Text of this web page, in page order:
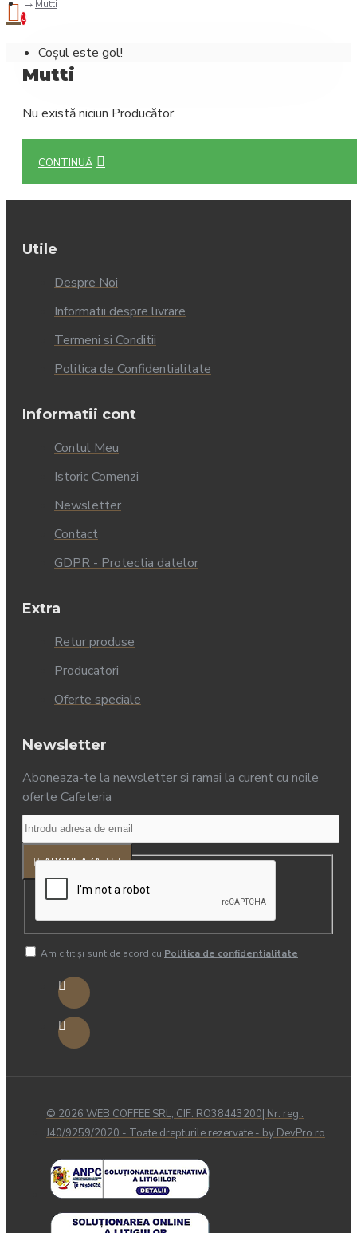
0
Coșul este gol!
Mutti
Mutti
Nu există niciun Producător.
CONTINUĂ
Utile
Despre Noi
Informatii despre livrare
Termeni si Conditii
Politica de Confidentialitate
Informatii cont
Contul Meu
Istoric Comenzi
Newsletter
Contact
GDPR - Protectia datelor
Extra
Retur produse
Producatori
Oferte speciale
Newsletter
Aboneaza-te la newsletter si ramai la curent cu noile
oferte Cafeteria
ABONEAZA-TE!
Am citit şi sunt de acord cu Politica de confidentialitate
© 2026 WEB COFFEE SRL, CIF: RO38443200| Nr. reg.:
J40/9259/2020 - Toate drepturile rezervate - by DevPro.ro